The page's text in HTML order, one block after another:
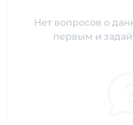
Нет вопросов о
первым и